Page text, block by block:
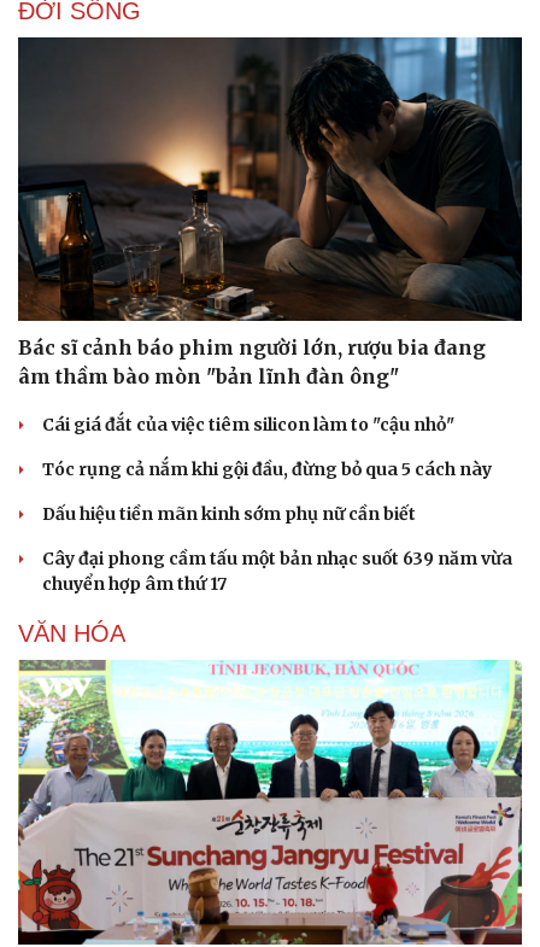
Thông tin doanh nghiệp
Doanh nghiệp 24h
Doanh nhân
Vì cộng đồng
Công nghệ
Sành điệu
Tin Công nghệ
Trải nghiệm
Chuyển đổi số
ĐỜI SỐNG
Bác sĩ cảnh báo phim người lớn, rượu bia đang
âm thầm bào mòn "bản lĩnh đàn ông"
Cái giá đắt của việc tiêm silicon làm to "cậu nhỏ"
Tóc rụng cả nắm khi gội đầu, đừng bỏ qua 5 cách này
Dấu hiệu tiền mãn kinh sớm phụ nữ cần biết
Cây đại phong cầm tấu một bản nhạc suốt 639 năm vừa
chuyển hợp âm thứ 17
VĂN HÓA